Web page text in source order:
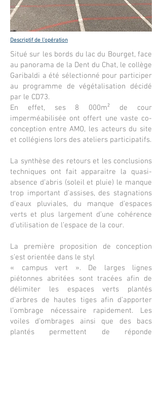
Descriptif de l'opération
Situé sur les bords du lac du Bourget, face
au panorama de la Dent du Chat, le collège
Garibaldi a été sélectionné pour participer
au programme de végétalisation décidé
par le CD73.
En effet, ses 8 000m² de cour
imperméabilisée ont offert une vaste co-
conception entre AMO, les acteurs du site
et collégiens lors des ateliers participatifs.
La synthèse des retours et les conclusions
techniques ont fait apparaitre la quasi-
absence d’abris (soleil et pluie) le manque
trop important d’assises, des stagnations
d’eaux pluviales, du manque d’espaces
verts et plus largement d’une cohérence
d’utilisation de l’espace de la cour.
La première proposition de conception
s’est orientée dans le styl
« campus vert ». De larges lignes
piétonnes abritées sont tracées afin de
délimiter les espaces verts plantés
d’arbres de hautes tiges afin d’apporter
l’ombrage nécessaire rapidement. Les
voiles d’ombrages ainsi que des bacs
plantés permettent de réponde